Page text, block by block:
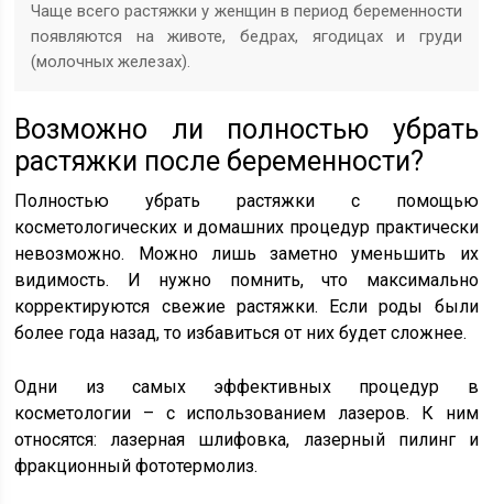
Чаще всего растяжки у женщин в период беременности
появляются на животе, бедрах, ягодицах и груди
(молочных железах).
Возможно ли полностью убрать
растяжки после беременности?
Полностью убрать растяжки с помощью
косметологических и домашних процедур практически
невозможно. Можно лишь заметно уменьшить их
видимость. И нужно помнить, что максимально
корректируются свежие растяжки. Если роды были
более года назад, то избавиться от них будет сложнее.
Одни из самых эффективных процедур в
косметологии – с использованием лазеров. К ним
относятся: лазерная шлифовка, лазерный пилинг и
фракционный фототермолиз.